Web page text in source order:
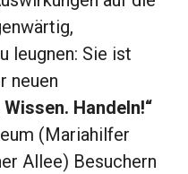
leugnen: Sie ist
neuen
Wissen. Handeln!“
(Mariahilfer
Allee) Besuchern